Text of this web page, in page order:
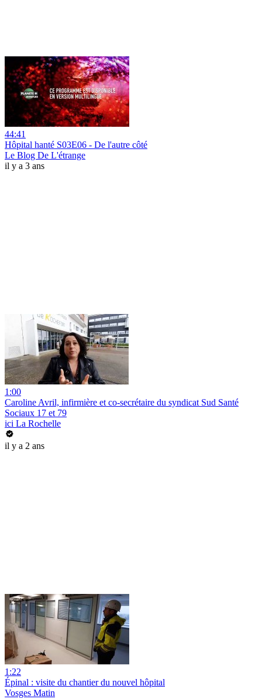
44:41
Hôpital hanté S03E06 - De l'autre côté
Le Blog De L'étrange
il y a 3 ans
1:00
Caroline Avril, infirmière et co-secrétaire du syndicat Sud Santé
Sociaux 17 et 79
ici La Rochelle
il y a 2 ans
1:22
Épinal : visite du chantier du nouvel hôpital
Vosges Matin